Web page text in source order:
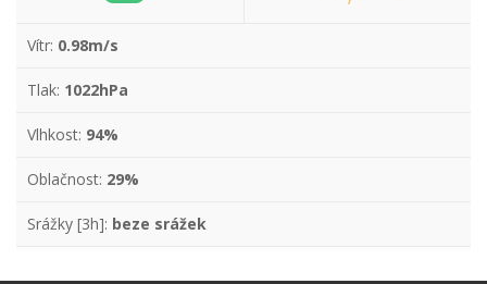
Vítr: 0.98m/s
Tlak: 1022hPa
Vlhkost: 94%
Oblačnost: 29%
Srážky [3h]: beze srážek